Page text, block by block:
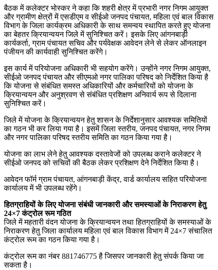
बैठक में कलेक्टर भोस्कर ने कहा कि शहरी क्षेत्र में प्रभारी नगर निगम आयुक्त
और ग्रामीण क्षेत्रों में एसडीएम व सीईओ जनपद पंचायत, महिला एवं बाल विकास
विभाग के जिला कार्यक्रम अधिकारी के साथ समन्वय स्थापित करते हुए योजना
का बेहतर क्रियान्वयन जिले में सुनिश्चित करें। इसके लिए आंगनबाड़ी
कार्यकर्ता, ग्राम पंचायत सचिव और पर्यवेक्षक आवेदन लेने से लेकर ऑनलाइन
पंजीयन की कार्यवाही सुनिश्चित करेंगे।
इस कार्य में परियोजना अधिकारी भी सहयोग करेंगे। उन्होंने नगर निगम आयुक्त,
सीईओ जनपद पंचायत और सीएमओ नगर पालिका परिषद को निर्देशित किया है
कि योजना से संबंधित समस्त अधिकारियों और कर्मचारियों को योजना के
क्रियान्वयन और अनुश्रवण से संबंधित प्रशिक्षण अनिवार्य रूप से दिलाना
सुनिश्चित करें।
जिले में योजना के क्रियान्वयन हेतु शासन के निर्देशानुसार आवश्यक समितियों
का गठन भी कर लिया गया है। इसमें जिला स्तरीय, जनपद पंचायत, नगर निगम
और नगर पालिका परिषद स्तरीय समिति का गठन किया गया है।
योजना का लाभ लेने हेतु आवश्यक दस्तावेजों को उपलब्ध कराने कलेक्टर ने
सीईओ जनपद को सचिवों की बैठक लेकर प्रशिक्षण देने निर्देशित किया है।
आवेदन फॉर्म ग्राम पंचायत, आंगनबाड़ी केंद्र, वार्ड कार्यालय सहित परियोजना
कार्यालय में भी उपलब्ध रहेंगे।
हितग्राहियों के लिए योजना संबंधी जानकारी और समस्याओं के निराकरण हेतु
24×7 कंट्रोल रूम गठित
जिले में महतारी वंदन योजना के क्रियान्वयन तथा हितग्राहियों के समस्याओं के
निराकरण हेतु जिला कार्यालय महिला एवं बाल विकास विभाग में 24×7 संचालित
कंट्रोल रूम का गठन किया गया है।
कंट्रोल रूम का नंबर 881746775 है जिसपर जानकारी हेतु संपर्क किया जा
सकता है।